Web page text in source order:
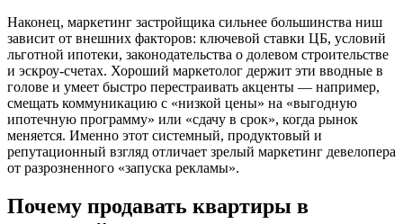
Наконец, маркетинг застройщика сильнее большинства ниш
зависит от внешних факторов: ключевой ставки ЦБ, условий
льготной ипотеки, законодательства о долевом строительстве
и эскроу-счетах. Хороший маркетолог держит эти вводные в
голове и умеет быстро перестраивать акценты — например,
смещать коммуникацию с «низкой цены» на «выгодную
ипотечную программу» или «сдачу в срок», когда рынок
меняется. Именно этот системный, продуктовый и
репутационный взгляд отличает зрелый маркетинг девелопера
от разрозненного «запуска рекламы».
Почему продавать квартиры в